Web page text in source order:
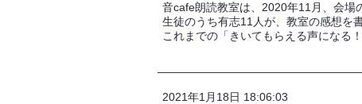
音cafe朗読教室は、2020年11月、会場
生徒のうち有志11人が、教室の感想を
これまでの「きいてもらえる声になる
2021年1月18日 18:06:03